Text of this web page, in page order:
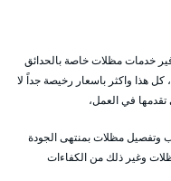
خدمات مظلات خاصة بالحدائق
هذا واكثر باسعار رخيصة جداً لا
تقدمها في العمل،
وتفصيل مظلات بمنتهى الجودة
وغير ذلك من الكفاءات